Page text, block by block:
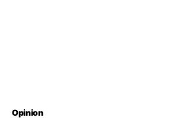
Opinion